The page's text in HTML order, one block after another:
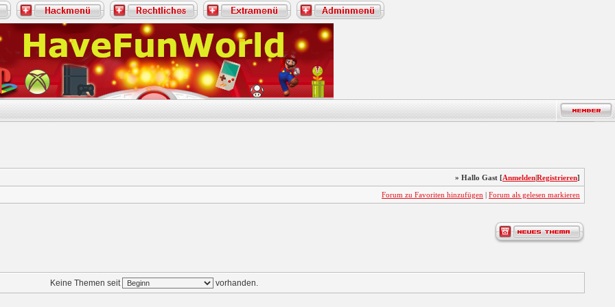
» Hallo Gast [Anmelden|Registrieren]
Forum zu Favoriten hinzufügen | Forum als gelesen markieren
Keine Themen seit vorhanden.